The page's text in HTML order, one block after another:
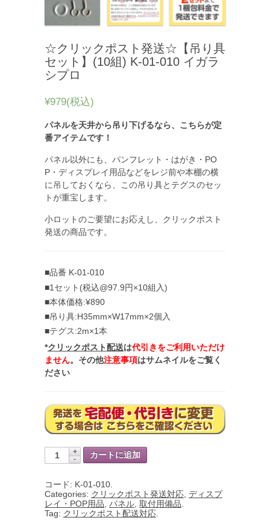
☆クリックポスト発送☆【吊り具
セット】(10組) K-01-010 イガラ
シプロ
¥979(税込)
パネルを天井から吊り下げるなら、こちらが定
番アイテムです！
パネル以外にも、パンフレット・はがき・PO
P・ディスプレイ用品などをレジ前や本棚の横
に吊しておくなら、この吊り具とテグスのセッ
トが重宝します。
小ロットのご要望にお応えし、クリックポスト
発送の商品です。
■品番 K-01-010
■1セット(税込@97.9円×10組入)
■本体価格:¥890
■吊り具:H35mm×W17mm×2個入
■テグス:2m×1本
*クリックポスト配送は代引きをご利用いただけ
ません。その他注意事項はサムネイルをご覧く
ださい
カートに追加
コード: K-01-010.
Categories: クリックポスト発送対応, ディスプ
レイ・POP用品, パネル, 取付用備品.
Tag: クリックポスト配送対応.